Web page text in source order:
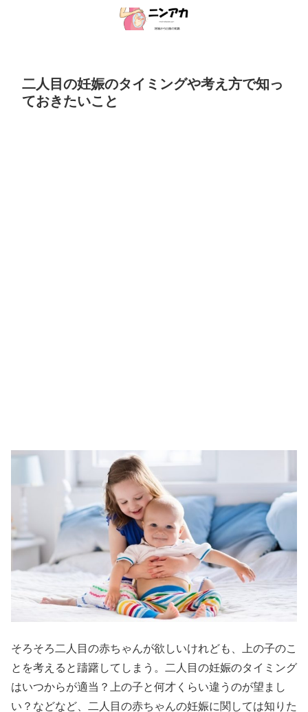
二人目の妊娠のタイミングや考え方で知っ
ておきたいこと
そろそろ二人目の赤ちゃんが欲しいけれども、上の子のこ
とを考えると躊躇してしまう。二人目の妊娠のタイミング
はいつからが適当？上の子と何才くらい違うのが望まし
い？などなど、二人目の赤ちゃんの妊娠に関しては知りた